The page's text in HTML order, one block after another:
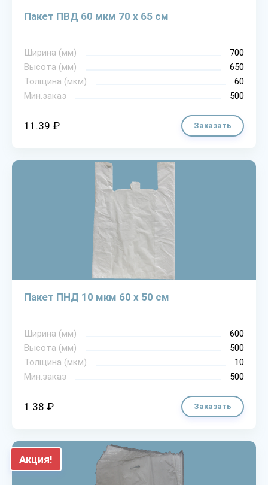
Пакет ПВД 60 мкм 70 х 65 см
Ширина (мм)
700
Высота (мм)
650
Толщина (мкм)
60
Мин.заказ
500
11.39 ₽ Заказать
Пакет ПНД 10 мкм 60 х 50 см
Ширина (мм)
600
Высота (мм)
500
Толщина (мкм)
10
Мин.заказ
500
1.38 ₽ Заказать
Акция!